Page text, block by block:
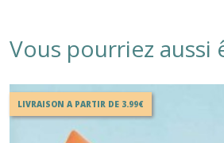
Vous pourriez aussi
LIVRAISON A PARTIR DE 3.99€